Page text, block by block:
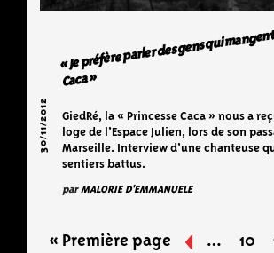
« Je préfère parler des gens qui
Caca »
30/11/2012
GiedRé, la « Princesse Caca » nous a
loge de l’Espace Julien, lors de son
Marseille. Interview d’une chanteuse
sentiers battus.
parMALORIE D'EMMANUELE
« Première page « … 10